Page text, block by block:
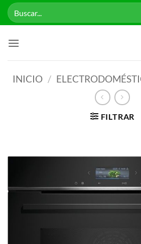
Saltar
Buscar
por:
INICIO /
FILTRAR